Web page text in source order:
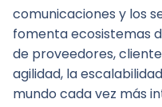
comunicaciones y los
fomenta ecosistemas
de proveedores,
agilidad, la
mundo cada vez más